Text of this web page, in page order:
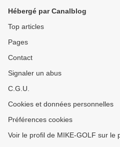
Hébergé par Canalblog
Top articles
Pages
Contact
Signaler un abus
C.G.U.
Cookies et données personnelles
Préférences cookies
Voir le profil de MIKE-GOLF sur le